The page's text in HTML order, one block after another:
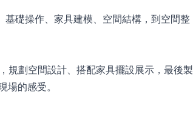
礎操作、家具建模、空間結構，到空間整
規劃空間設計、搭配家具擺設展示，最後製
的感受。